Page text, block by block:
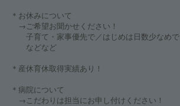
＊お休みについて
→ご希望お聞かせください！
子育て・家事優先で／はじめは日数少なめで
などなど
＊産休育休取得実績あり！
＊病院について
→こだわりは担当にお申し付けください！